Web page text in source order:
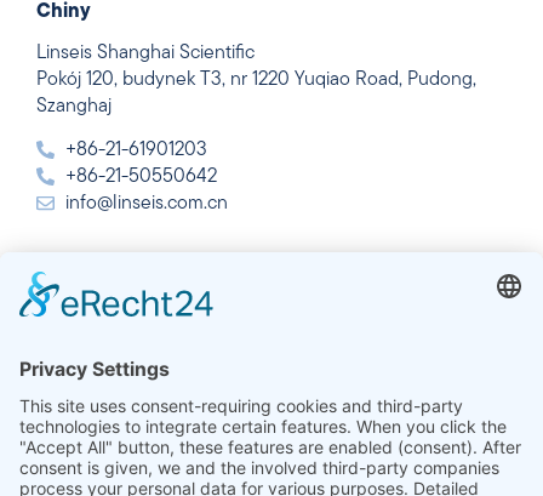
Chiny
Linseis Shanghai Scientific
Pokój 120, budynek T3, nr 1220 Yuqiao Road, Pudong,
Szanghaj
+86-21-61901203
+86-21-50550642
info@linseis.com.cn
Indie
Plot 65, 2nd Floor, Sai Enclave,
+91-11-42883851
sales@linseis.in